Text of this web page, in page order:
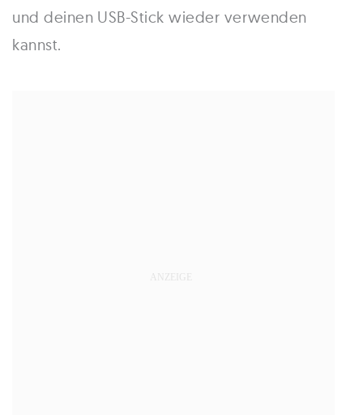
und deinen USB-Stick wieder verwenden
kannst.